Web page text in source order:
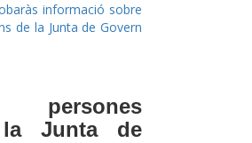
informació sobre
de la Junta de Govern
persones
la Junta de